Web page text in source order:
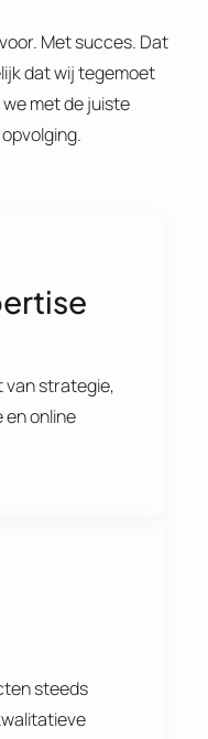
Met succes. Dat
dat wij tegemoet
met de juiste
van strategie,
online
steeds